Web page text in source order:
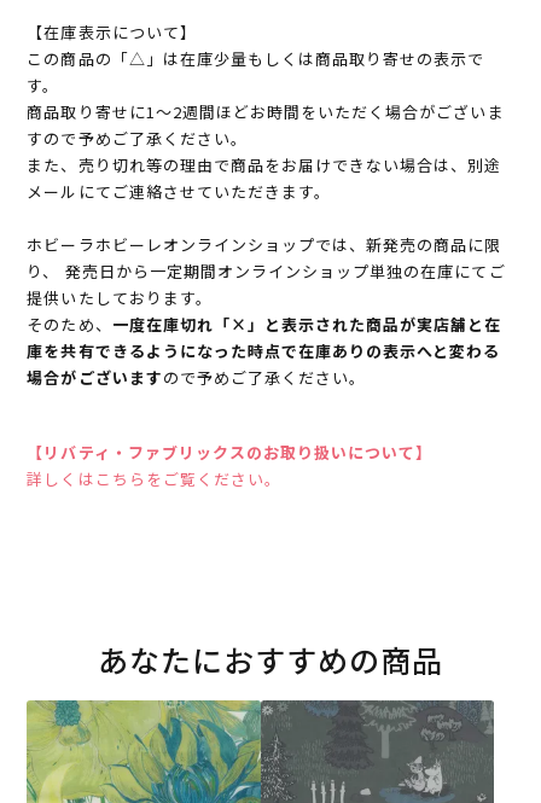
【在庫表示について】
この商品の「△」は在庫少量もしくは商品取り寄せの表示で
す。
商品取り寄せに1～2週間ほどお時間をいただく場合がございま
すので予めご了承ください。
また、売り切れ等の理由で商品をお届けできない場合は、別途
メールにてご連絡させていただきます。
ホビーラホビーレオンラインショップでは、新発売の商品に限
り、 発売日から一定期間オンラインショップ単独の在庫にてご
提供いたしております。
そのため、 一度在庫切れ「×」と表示された商品が実店舗と在
庫を共有できるようになった時点で在庫ありの表示へと変わる
場合がございますので予めご了承ください。
【リバティ・ファブリックスのお取り扱いについて】
詳しくはこちらをご覧ください。
あなたにおすすめの商品